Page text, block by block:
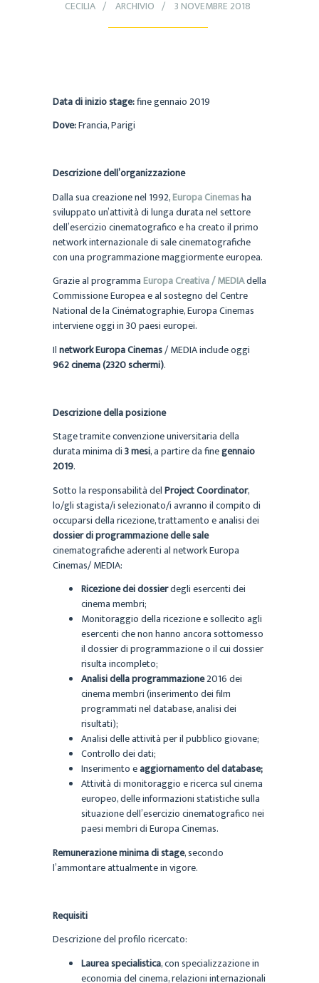
CECILIA ARCHIVIO 3 NOVEMBRE 2018
Data di inizio stage:fine gennaio 2019
Dove:Francia, Parigi
Descrizione dell’organizzazione
Dalla sua creazione nel 1992,Europa Cinemasha
sviluppato un’attività di lunga durata nel settore
dell’esercizio cinematografico e ha creato il primo
network internazionale di sale cinematografiche
con una programmazione maggiormente europea.
Grazie al programmaEuropa Creativa / MEDIAdella
Commissione Europea e al sostegno del Centre
National de la Cinématographie, Europa Cinemas
interviene oggi in 30 paesi europei.
Ilnetwork Europa Cinemas/ MEDIA include oggi
962 cinema (2320 schermi).
Descrizione della posizione
Stage tramite convenzione universitaria della
durata minima di3 mesi, a partire da finegennaio
2019.
Sotto la responsabilità delProject Coordinator,
lo/gli stagista/i selezionato/i avranno il compito di
occuparsi della ricezione, trattamento e analisi dei
dossier di programmazione delle sale
cinematografiche aderenti al network Europa
Cinemas/ MEDIA:
Ricezione dei dossierdegli esercenti dei
cinema membri;
Monitoraggio della ricezione e sollecito agli
esercenti che non hanno ancora sottomesso
il dossier di programmazione o il cui dossier
risulta incompleto;
Analisi della programmazione2016 dei
cinema membri (inserimento dei film
programmati nel database, analisi dei
risultati);
Analisi delle attività per il pubblico giovane;
Controllo dei dati;
Inserimento eaggiornamento del database;
Attività di monitoraggio e ricerca sul cinema
europeo, delle informazioni statistiche sulla
situazione dell’esercizio cinematografico nei
paesi membri di Europa Cinemas.
Remunerazione minima di stage, secondo
l’ammontare attualmente in vigore.
Requisiti
Descrizione del profilo ricercato:
Laurea specialistica, con specializzazione in
economia del cinema, relazioni internazionali